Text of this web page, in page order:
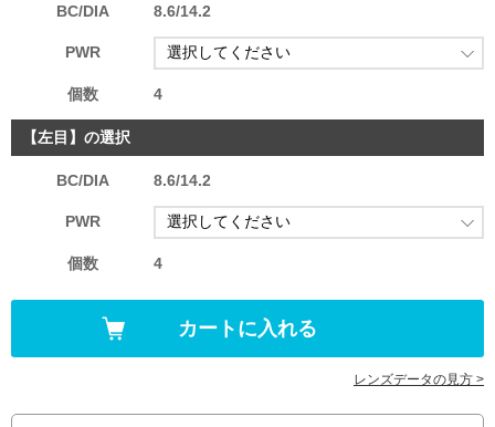
BC/DIA 8.6/14.2
PWR
個数 4
【左目】の選択
BC/DIA 8.6/14.2
PWR
個数 4
レンズデータの見方 >